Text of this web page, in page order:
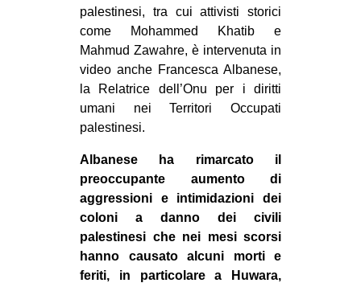
MEDIO ORIENTE
MONDO
in
Fb
tw
bsky
ms
palestinesi, tra cui attivisti storici
come Mohammed Khatib e
Mahmud Zawahre, è intervenuta in
video anche Francesca Albanese,
la Relatrice dell’Onu per i diritti
umani nei Territori Occupati
palestinesi.
Albanese ha rimarcato il
preoccupante aumento di
aggressioni e intimidazioni dei
coloni a danno dei civili
palestinesi che nei mesi scorsi
hanno causato alcuni morti e
feriti, in particolare a Huwara,